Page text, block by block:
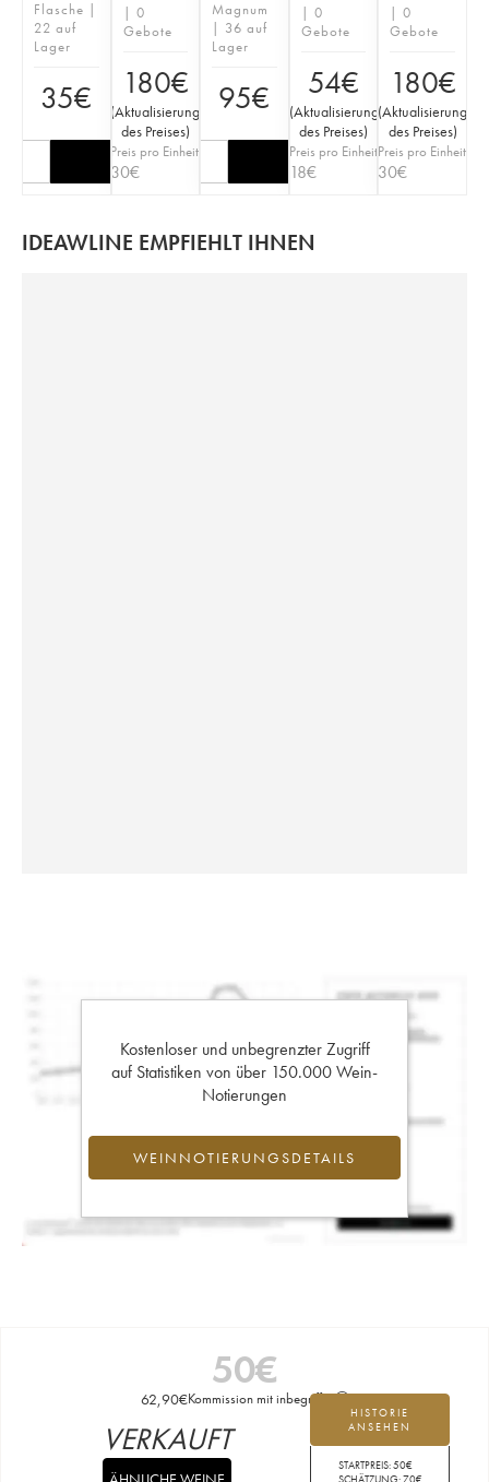
Flasche |
22 auf
Lager
35€
| 0
Gebote
180€
(Aktualisierung
des Preises)
Preis pro Einheit
30€
Magnum
| 36 auf
Lager
95€
| 0
Gebote
54€
(Aktualisierung
des Preises)
Preis pro Einheit
18€
| 0
Gebote
180€
(Aktualisierung
des Preises)
Preis pro Einheit
30€
IDEAWLINE EMPFIEHLT IHNEN
Kostenloser und unbegrenzter Zugriff
auf Statistiken von über 150.000 Wein-
Notierungen
WEINNOTIERUNGSDETAILS
50€
62,90€Kommission mit inbegriffen
HISTORIE
ANSEHEN
STARTPREIS:50€
SCHÄTZUNG:70€
VERKAUFT